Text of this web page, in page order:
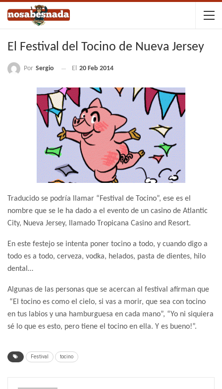
El Festival del Tocino de Nueva Jersey
Por Sergio El 20 Feb 2014
Traducido se podría llamar “Festival de Tocino”, ese es el
nombre que se le ha dado a el evento de un casino de Atlantic
City, Nueva Jersey, llamado Tropicana Casino and Resort.
En este festejo se intenta poner tocino a todo, y cuando digo a
todo es a todo, cerveza, vodka, helados, pasta de dientes, hilo
dental…
Algunas de las personas que se acercan al festival afirman que
“El tocino es como el cielo, si vas a morir, que sea con tocino
en tus labios y una hamburguesa en cada mano”, “Yo ni siquiera
sé lo que es esto, pero tiene el tocino en ella. Y es bueno!”.
Festival tocino